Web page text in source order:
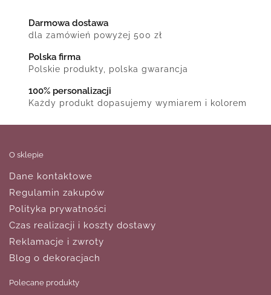
Darmowa dostawa
dla zamówień powyżej 500 zł
Polska firma
Polskie produkty, polska gwarancja
100% personalizacji
Każdy produkt dopasujemy wymiarem i kolorem
O sklepie
Dane kontaktowe
Regulamin zakupów
Polityka prywatności
Czas realizacji i koszty dostawy
Reklamacje i zwroty
Blog o dekoracjach
Polecane produkty